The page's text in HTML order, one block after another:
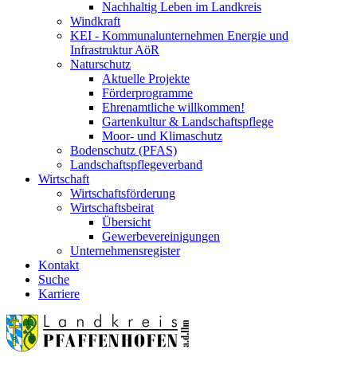
Nachhaltig Leben im Landkreis
Windkraft
KEI - Kommunalunternehmen Energie und
Infrastruktur AöR
Naturschutz
Aktuelle Projekte
Förderprogramme
Ehrenamtliche willkommen!
Gartenkultur & Landschaftspflege
Moor- und Klimaschutz
Bodenschutz (PFAS)
Landschaftspflegeverband
Wirtschaft
Wirtschaftsförderung
Wirtschaftsbeirat
Übersicht
Gewerbevereinigungen
Unternehmensregister
Kontakt
Suche
Karriere